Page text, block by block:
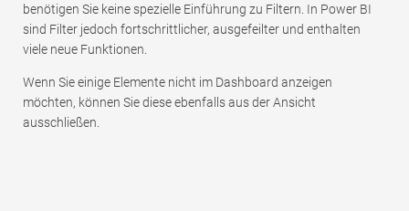
benötigen Sie keine spezielle Einführung zu Filtern. In Power BI
sind Filter jedoch fortschrittlicher, ausgefeilter und enthalten
viele neue Funktionen.
Wenn Sie einige Elemente nicht im Dashboard anzeigen
möchten, können Sie diese ebenfalls aus der Ansicht
ausschließen.